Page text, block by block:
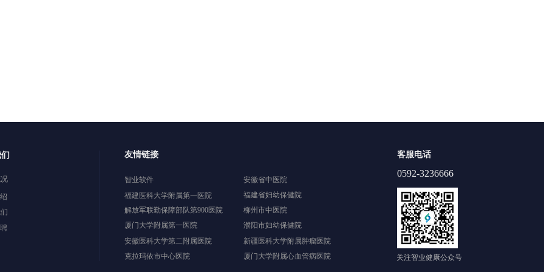
关注智业健康公众号
友情链接
智业软件
福建医科大学附属第一医院
解放军联勤保障部队第900医院
厦门大学附属第一医院
安徽医科大学第二附属医院
克拉玛依市中心医院
安徽省中医院
福建省妇幼保健院
柳州市中医院
濮阳市妇幼保健院
新疆医科大学附属肿瘤医院
厦门大学附属心血管病医院
客服电话
0592-3236666